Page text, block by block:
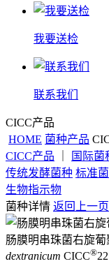
我要送检
联系我们
CICC产品
HOME 菌种产品
CICC产品
国际菌
传统发酵菌种 标准
生物指示物
菌种详情 返回上一页
肠膜明串珠菌右旋葡
dextranicum CICC®